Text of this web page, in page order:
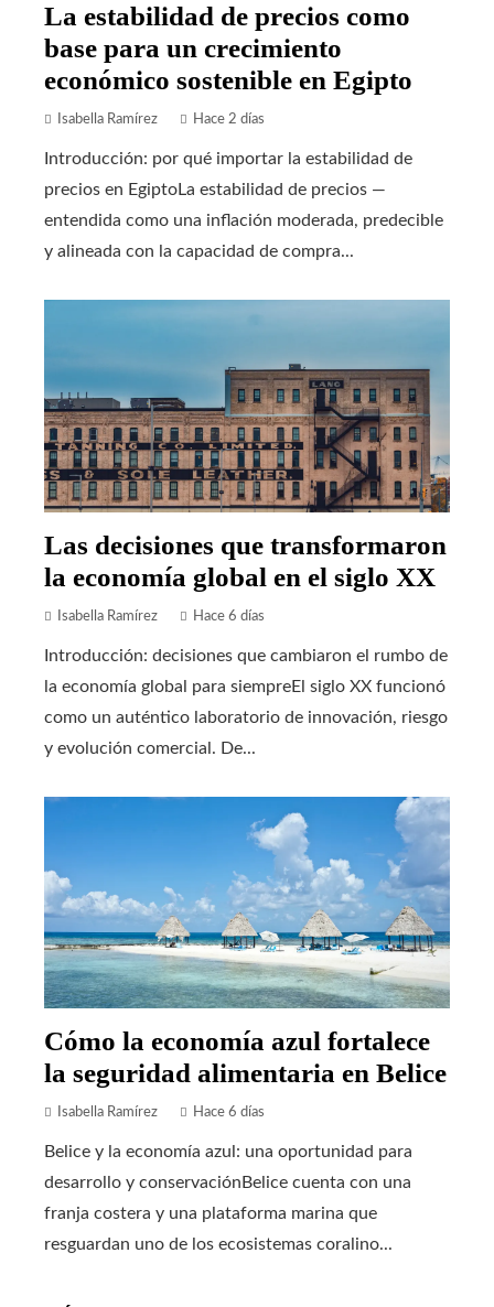
La estabilidad de precios como
base para un crecimiento
económico sostenible en Egipto
Isabella Ramírez Hace 2 días
Introducción: por qué importar la estabilidad de
precios en EgiptoLa estabilidad de precios —
entendida como una inflación moderada, predecible
y alineada con la capacidad de compra...
Las decisiones que transformaron
la economía global en el siglo XX
Isabella Ramírez Hace 6 días
Introducción: decisiones que cambiaron el rumbo de
la economía global para siempreEl siglo XX funcionó
como un auténtico laboratorio de innovación, riesgo
y evolución comercial. De...
Cómo la economía azul fortalece
la seguridad alimentaria en Belice
Isabella Ramírez Hace 6 días
Belice y la economía azul: una oportunidad para
desarrollo y conservaciónBelice cuenta con una
franja costera y una plataforma marina que
resguardan uno de los ecosistemas coralino...